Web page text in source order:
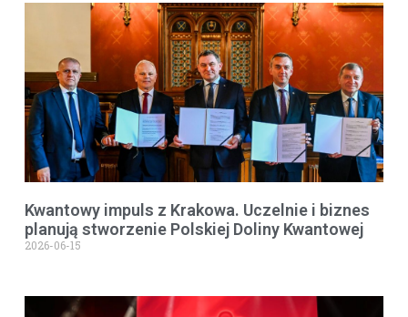
Kwantowy impuls z Krakowa. Uczelnie i biznes
planują stworzenie Polskiej Doliny Kwantowej
2026-06-15